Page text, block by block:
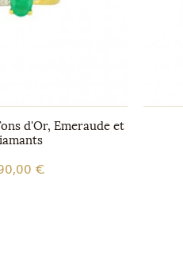
d'Or, Emeraude et
€